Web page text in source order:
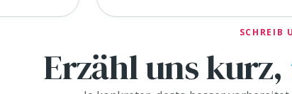
SCHREIB
Erzähl uns kurz,